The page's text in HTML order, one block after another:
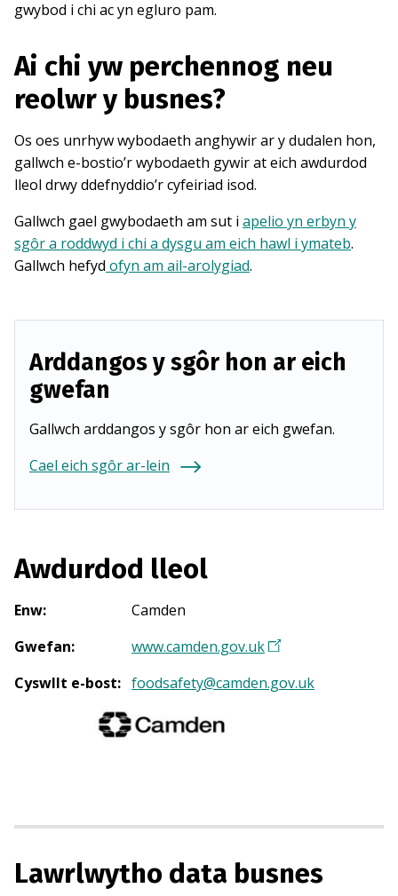
gwybod i chi ac yn egluro pam.
Ai chi yw perchennog neu
reolwr y busnes?
Os oes unrhyw wybodaeth anghywir ar y dudalen hon,
gallwch e-bostio’r wybodaeth gywir at eich awdurdod
lleol drwy ddefnyddio’r cyfeiriad isod.
Gallwch gael gwybodaeth am sut i apelio yn erbyn y
sgôr a roddwyd i chi a dysgu am eich hawl i ymateb.
Gallwch hefyd ofyn am ail-arolygiad.
Arddangos y sgôr hon ar eich
gwefan
Gallwch arddangos y sgôr hon ar eich gwefan.
Cael eich sgôr ar-lein
Awdurdod lleol
Enw:
Camden
Gwefan: www.camden.gov.uk(
n
e
n
Cyswllt e-bost: foodsafety@camden.gov.uk
Lawrlwytho data busnes